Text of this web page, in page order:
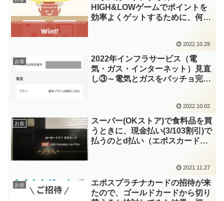
HIGH&LOWゲームでポイントを
効率よくゲットするために、何ゲ
2022.10.29
お金
2022年インフラサービス（電
気・ガス・インターネット）見直
し③～電気とガスをパッチョ完
ど・・・Looop頑張れ～ 2022.10.02
お金
スーパー(OKストア)で食料品を買
うときに、現金払い(3/103割引)で
払うのとd払い（エポスカードプ
2021.11.27
お金
エポスプラチナカードの招待が来
たので、ゴールドカードから切り